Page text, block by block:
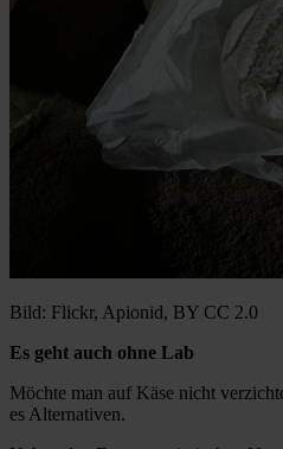
Bild: Flickr, Apionid, BY CC 2.0
Es geht auch ohne Lab
Möchte man auf Käse nicht
es Alternativen.